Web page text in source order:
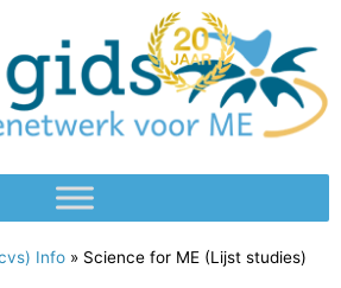
Info » Science for ME (Lijst studies)